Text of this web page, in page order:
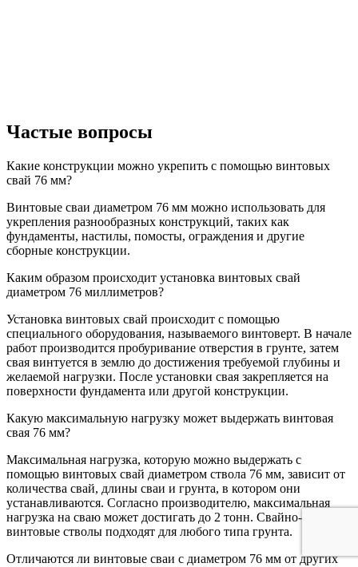
Частые вопросы
Какие конструкции можно укрепить с помощью винтовых
свай 76 мм?
Винтовые сваи диаметром 76 мм можно использовать для
укрепления разнообразных конструкций, таких как
фундаменты, настилы, помосты, ограждения и другие
сборные конструкции.
Каким образом происходит установка винтовых свай
диаметром 76 миллиметров?
Установка винтовых свай происходит с помощью
специального оборудования, называемого винтоверт. В начале
работ производится пробуривание отверстия в грунте, затем
свая винтуется в землю до достижения требуемой глубины и
желаемой нагрузки. После установки свая закрепляется на
поверхности фундамента или другой конструкции.
Какую максимальную нагрузку может выдержать винтовая
свая 76 мм?
Максимальная нагрузка, которую можно выдержать с
помощью винтовых свай диаметром ствола 76 мм, зависит от
количества свай, длины сваи и грунта, в котором они
устанавливаются. Согласно производителю, максимальная
нагрузка на сваю может достигать до 2 тонн. Свайно-
винтовые стволы подходят для любого типа грунта.
Отличаются ли винтовые сваи с диаметром 76 мм от других